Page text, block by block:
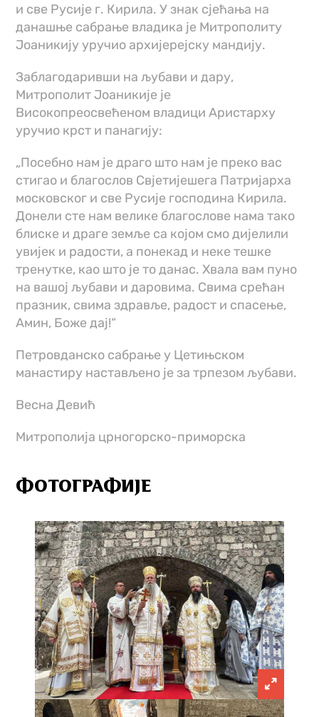
и све Русије г. Кирила. У знак сјећања на
данашње сабрање владика је Митрополиту
Јоаникију уручио архијерејску мандију.
Заблагодаривши на љубави и дару,
Митрополит Јоаникије је
Високопреосвећеном владици Аристарху
уручио крст и панагију:
„Посебно нам је драго што нам је преко вас
стигао и благослов Свјетијешега Патријарха
московског и све Русије господина Кирила.
Донели сте нам велике благослове нама тако
блиске и драге земље са којом смо дијелили
увијек и радости, а понекад и неке тешке
тренутке, као што је то данас. Хвала вам пуно
на вашој љубави и даровима. Свима срећан
празник, свима здравље, радост и спасење,
Амин, Боже дај!“
Петровданско сабрање у Цетињском
манастиру настављено је за трпезом љубави.
Весна Девић
Митрополија црногорско-приморска
ФОТОГРАФИЈЕ